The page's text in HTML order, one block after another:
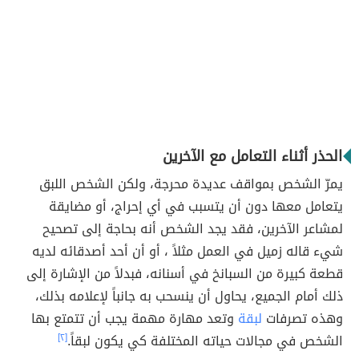
الحذر أثناء التعامل مع الآخرين
يمرّ الشخص بمواقف عديدة محرجة، ولكن الشخص اللبق
يتعامل معها دون أن يتسبب في أي إحراج، أو مضايقة
لمشاعر الآخرين، فقد يجد الشخص أنه بحاجة إلى تصحيح
شيء قاله زميل في العمل مثلاً ، أو أن أحد أصدقائه لديه
قطعة كبيرة من السبانخ في أسنانه، فبدلاً من الإشارة إلى
ذلك أمام الجميع، يحاول أن ينسحب به جانباً لإعلامه بذلك،
وهذه تصرفات لبقة وتعد مهارة مهمة يجب أن تتمتع بها
الشخص في مجالات حياته المختلفة كي يكون لبقاً.[٢]